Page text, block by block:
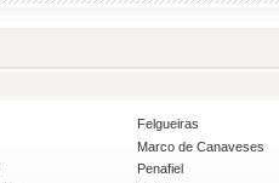
Felgueiras
Marco de Canaveses
Penafiel